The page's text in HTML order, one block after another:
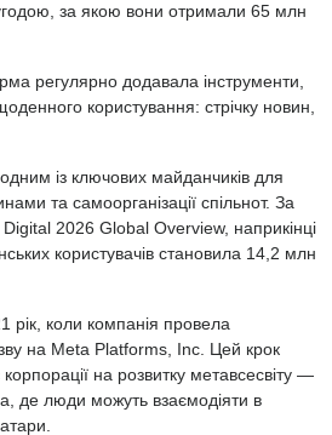
за якою вони отримали 65 млн
регулярно додавала інструменти,
користування: стрічку новин,
із ключових майданчиків для
та самоорганізації спільнот. За
Digital 2026 Global Overview, наприкінці
користувачів становила 14,2 млн
рік, коли компанія провела
на Meta Platforms, Inc. Цей крок
на розвитку метавсесвіту —
де люди можуть взаємодіяти в